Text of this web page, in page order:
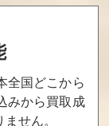
ーグボウリン
グ
全国どこから
みから買取成
せん。